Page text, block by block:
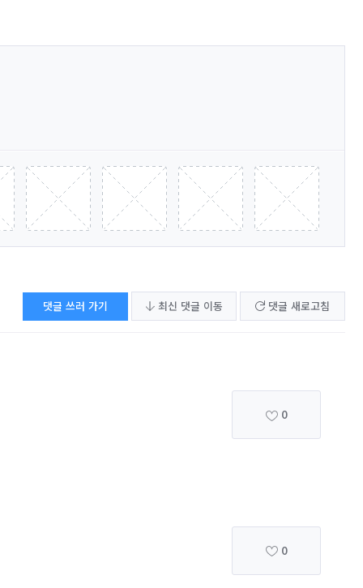
댓글 쓰러 가기 최신 댓글 이동 댓글 새로고침
0
0